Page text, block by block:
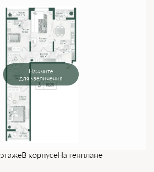
Нажмите
для увеличения
В корпусеНа генплане